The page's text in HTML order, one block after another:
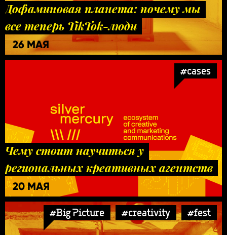
Дофаминовая планета: почему мы
все теперь TikTok-люди
26 МАЯ
#cases
Чему стоит научиться у
региональных креативных агентств
20 МАЯ
#Big Picture #creativity #fest